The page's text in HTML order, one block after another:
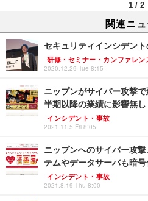
1 / 2
関連ニュ
セキュリティインシデン
研修・セミナー・カンファレン
2020.12.29 Tue 8:15
ニップンがサイバー攻撃
半期以降の業績に影響無し
インシデント・事故
2021.11.5 Fri 8:05
ニップンへのサイバー攻
テムやデータサーバも暗
インシデント・事故
2021.8.19 Thu 8:00